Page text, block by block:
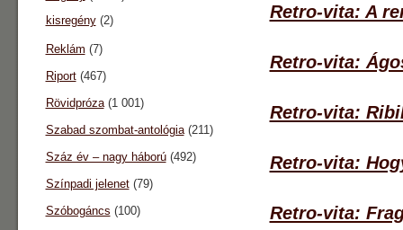
Retro-vita: A
Retro-vita:
Retro-vita:
Retro-vita:
Retro-vita:
kisregény(2)
Reklám (7)
Riport(467)
Rövidpróza(1 001)
Szabad szombat-antológia(211)
Száz év – nagy háború(492)
Színpadi jelenet(79)
Szóbogáncs (100)